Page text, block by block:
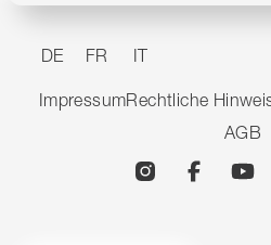
DE FR IT
ImpressumRechtliche
AGB
Instagram